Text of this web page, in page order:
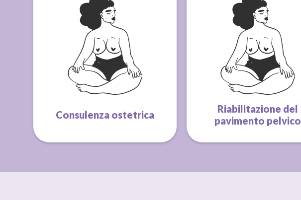
Consulenza ostetrica
Riabilitazione del
pavimento pelvico